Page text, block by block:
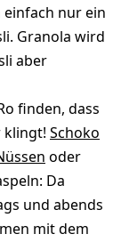
einfach nur ein
Granola wird
aber
finden, dass
klingt! Schoko
oder
Da
und abends
mit dem